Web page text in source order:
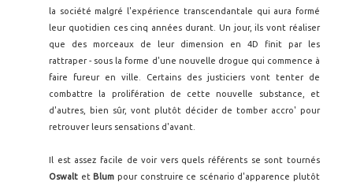
la société malgré l'expérience transcendantale qui aura formé
leur quotidien ces cinq années durant. Un jour, ils vont réaliser
que des morceaux de leur dimension en 4D finit par les
rattraper - sous la forme d'une nouvelle drogue qui commence à
faire fureur en ville. Certains des justiciers vont tenter de
combattre la prolifération de cette nouvelle substance, et
d'autres, bien sûr, vont plutôt décider de tomber accro' pour
retrouver leurs sensations d'avant.
Il est assez facile de voir vers quels référents se sont tournés
Oswalt et Blum pour construire ce scénario d'apparence plutôt